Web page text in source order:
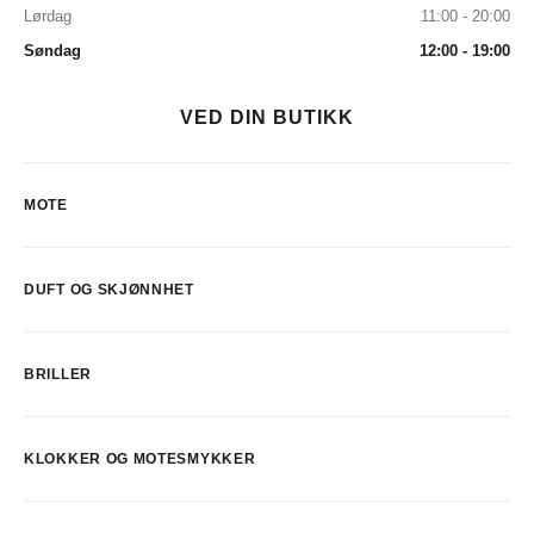
Lørdag
11:00 - 20:00
Søndag
12:00 - 19:00
VED DIN BUTIKK
MOTE
DUFT OG SKJØNNHET
BRILLER
KLOKKER OG MOTESMYKKER